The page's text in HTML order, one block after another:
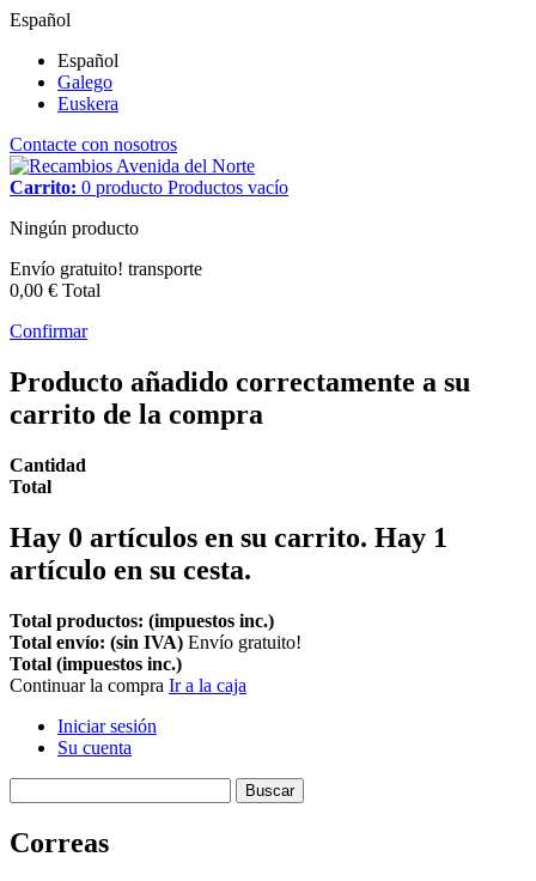
Español
Español
Galego
Euskera
Contacte con nosotros
Carrito: 0 producto Productos vacío
Ningún producto
Envío gratuito! transporte
0,00 € Total
Confirmar
Producto añadido correctamente a su
carrito de la compra
Cantidad
Total
Hay 0 artículos en su carrito. Hay 1
artículo en su cesta.
Total productos: (impuestos inc.)
Total envío: (sin IVA) Envío gratuito!
Total (impuestos inc.)
Continuar la compra Ir a la caja
Iniciar sesión
Su cuenta
Buscar
Correas